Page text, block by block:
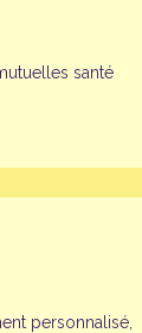
santé
personnalisé,